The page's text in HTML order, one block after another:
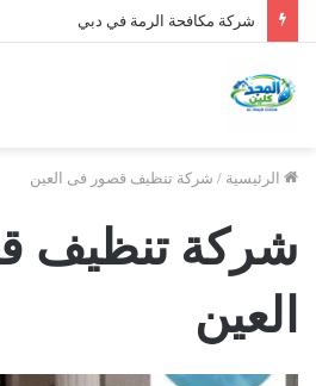
شركة مكافحة الرمة في دبي
الرئيسية / شركة تنظيف قصور فى العين
شركة تنظيف
العين